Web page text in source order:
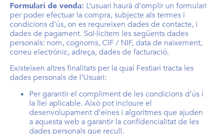
Formulari de venda: L’usuari haurà d’omplir un formulari
per poder efectuar la compra, subjecte als termes i
condicions d’ús, on es requreixen dades de contacte, i
dades de pagament. Sol·licitem les següents dades
personals: nom, cognoms, CIF / NIF, data de naixement,
correu electrònic, adreça, dades de facturació.
Existeixen altres finalitats per la qual Festiari tracta les
dades personals de l’Usuari:
Per garantir el compliment de les condicions d’ús i
la llei aplicable. Això pot incloure el
desenvolupament d’eines i algoritmes que ajuden
a aquesta web a garantir la confidencialitat de les
dades personals que recull.